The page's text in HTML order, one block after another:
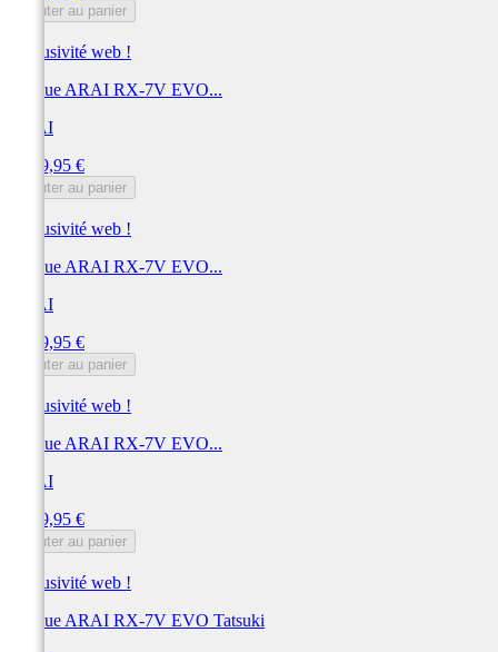
Ajouter au panier
Exclusivité web !
Casque ARAI RX-7V EVO...
ARAI
1 149,95 €
Ajouter au panier
Exclusivité web !
Casque ARAI RX-7V EVO...
ARAI
1 149,95 €
Ajouter au panier
Exclusivité web !
Casque ARAI RX-7V EVO...
ARAI
1 149,95 €
Ajouter au panier
Exclusivité web !
Casque ARAI RX-7V EVO Tatsuki